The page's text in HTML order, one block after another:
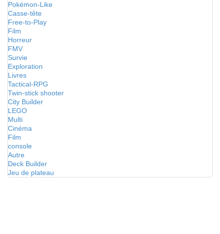
Pokémon-Like
Casse-tête
Free-to-Play
Film
Horreur
FMV
Survie
Exploration
Livres
Tactical-RPG
Twin-stick shooter
City Builder
LEGO
Multi
Cinéma
Film
console
Autre
Deck Builder
Jeu de plateau